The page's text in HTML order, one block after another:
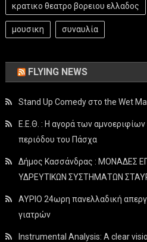
κρατικο θεατρο βορειου ελλαδος
μουσικη συναυλία
FLYING NEWS
Stand Up Comedy στο the Wet
Ε.Ε.Θ. : Η αγορά των αμνοεριφίων
περιόδου του Πάσχα
Δήμος Κασσάνδρας : ΜΟΝΑΔΕΣ
ΥΔΡΕΥΤΙΚΩΝ ΣΥΣΤΗΜΑΤΩΝ
ΑΥΡΙΟ 24ωρη πανελλαδική
γιατρών
Instrumental Analysis: A clear